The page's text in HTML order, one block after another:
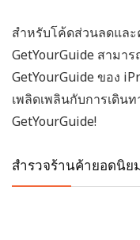
สำหรับโค้ดส่วนลดแล
GetYourGuide สามา
GetYourGuide ของ
เพลิดเพลินกับการเดิน
GetYourGuide!
สำรวจร้านค้ายอดนิย